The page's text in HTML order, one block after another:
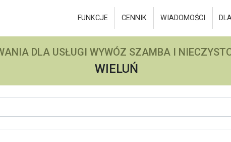
FUNKCJE CENNIK WIADOMOŚCI
DLA USŁUGI WYWÓZ SZAMBA I
WIELUŃ